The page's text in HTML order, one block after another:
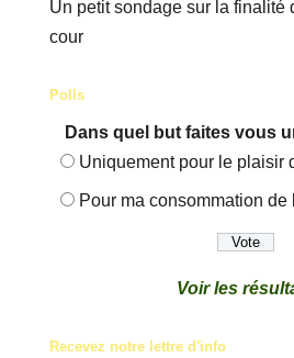
Un petit sondage sur la finalité
cour
Polls
Dans quel but faites vous
Uniquement pour le plaisir
Pour ma consommation de
Voir les
Recevez notre lettre d'info